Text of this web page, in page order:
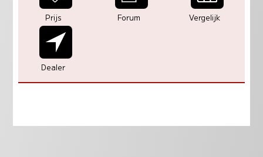
Prijs Forum Vergelijk
Dealer